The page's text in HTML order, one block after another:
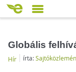
Globális
Hír írta: